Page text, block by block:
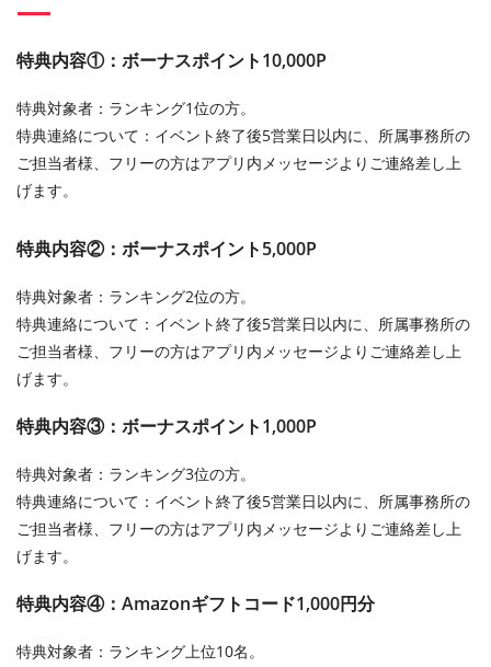
特典内容①：ボーナスポイント10,000P
特典対象者：ランキング1位の方。
特典連絡について：イベント終了後5営業日以内に、所属事務所の
ご担当者様、フリーの方はアプリ内メッセージよりご連絡差し上
げます。
特典内容②：ボーナスポイント5,000P
特典対象者：ランキング2位の方。
特典連絡について：イベント終了後5営業日以内に、所属事務所の
ご担当者様、フリーの方はアプリ内メッセージよりご連絡差し上
げます。
特典内容③：ボーナスポイント1,000P
特典対象者：ランキング3位の方。
特典連絡について：イベント終了後5営業日以内に、所属事務所の
ご担当者様、フリーの方はアプリ内メッセージよりご連絡差し上
げます。
特典内容④：Amazonギフトコード1,000円分
特典対象者：ランキング上位10名。